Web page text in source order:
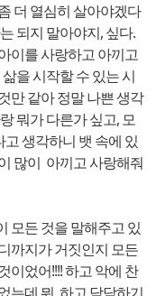
더 열심히 살아야겠다
되지 말아야지, 싶다.
이를 사랑하고 아끼고
을 시작할 수 있는 시
만 같아 정말 나쁜 생각
뭐가 다른가 싶고, 모
생각하니 뱃 속에 있
많이 아끼고 사랑해줘
모든 것을 말해주고 있
까지가 거짓인지 모든
이었어!!!! 하고 악에 찬